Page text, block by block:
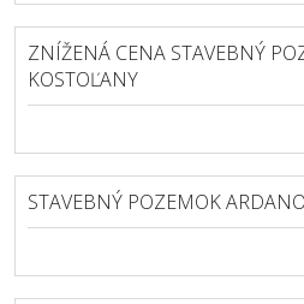
ZNÍŽENÁ CENA STAVEBNÝ
KOSTOĽANY
STAVEBNÝ POZEMOK